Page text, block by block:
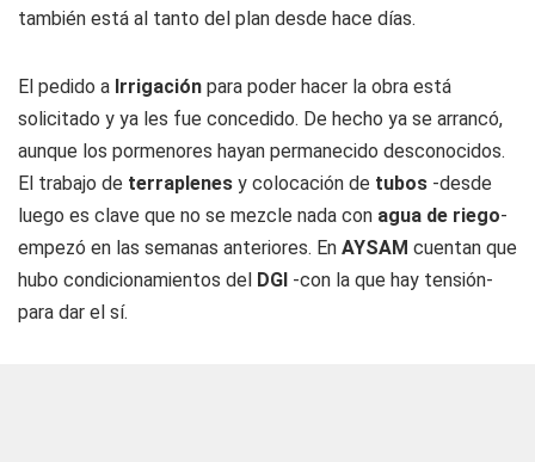
también está al tanto del plan desde hace días.
El pedido a Irrigación para poder hacer la obra está
solicitado y ya les fue concedido. De hecho ya se arrancó,
aunque los pormenores hayan permanecido desconocidos.
El trabajo de terraplenes y colocación de tubos -desde
luego es clave que no se mezcle nada con agua de riego-
empezó en las semanas anteriores. En AYSAM cuentan que
hubo condicionamientos del DGI -con la que hay tensión-
para dar el sí.